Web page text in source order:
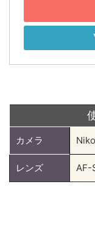
カメラ
レンズ AF-